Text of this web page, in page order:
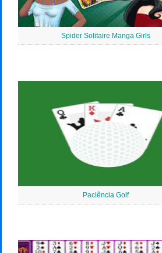
Spider Solitaire Manga Girls
Paciência Golf